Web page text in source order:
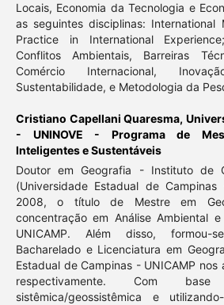
Locais, Economia da Tecnologia e
as seguintes disciplinas: International
Practice in International
Conflitos Ambientais, Barreiras
Comércio Internacional,
Sustentabilidade, e Metodologia da
Cristiano Capellani Quaresma,
- UNINOVE - Programa de
Inteligentes e Sustentáveis
Doutor em Geografia - Instituto de
(Universidade Estadual de
2008, o título de Mestre em
concentração em Análise Ambiental
UNICAMP. Além disso, formou-
Bacharelado e Licenciatura em
Estadual de Campinas - UNICAMP
respectivamente. Com
sistêmica/geossistêmica e